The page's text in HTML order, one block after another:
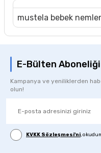
mustela bebek
E-Bülten Aboneliği
Kampanya ve yeniliklerden
olun!
KVKK Sözleşmesi'ni,